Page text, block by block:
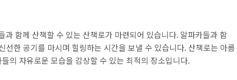
과 함께 산책할 수 있는 산책로가 마련되어 있습니다. 알파카들과 함
선한 공기를 마시며 힐링하는 시간을 보낼 수 있습니다. 산책로는 아름
의 자유로운 모습을 감상할 수 있는 최적의 장소입니다.